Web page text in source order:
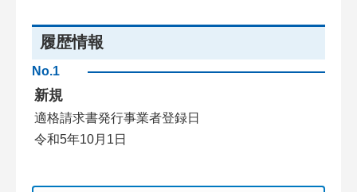
履歴情報
No.1
新規
適格請求書発行事業者登録日
令和5年10月1日